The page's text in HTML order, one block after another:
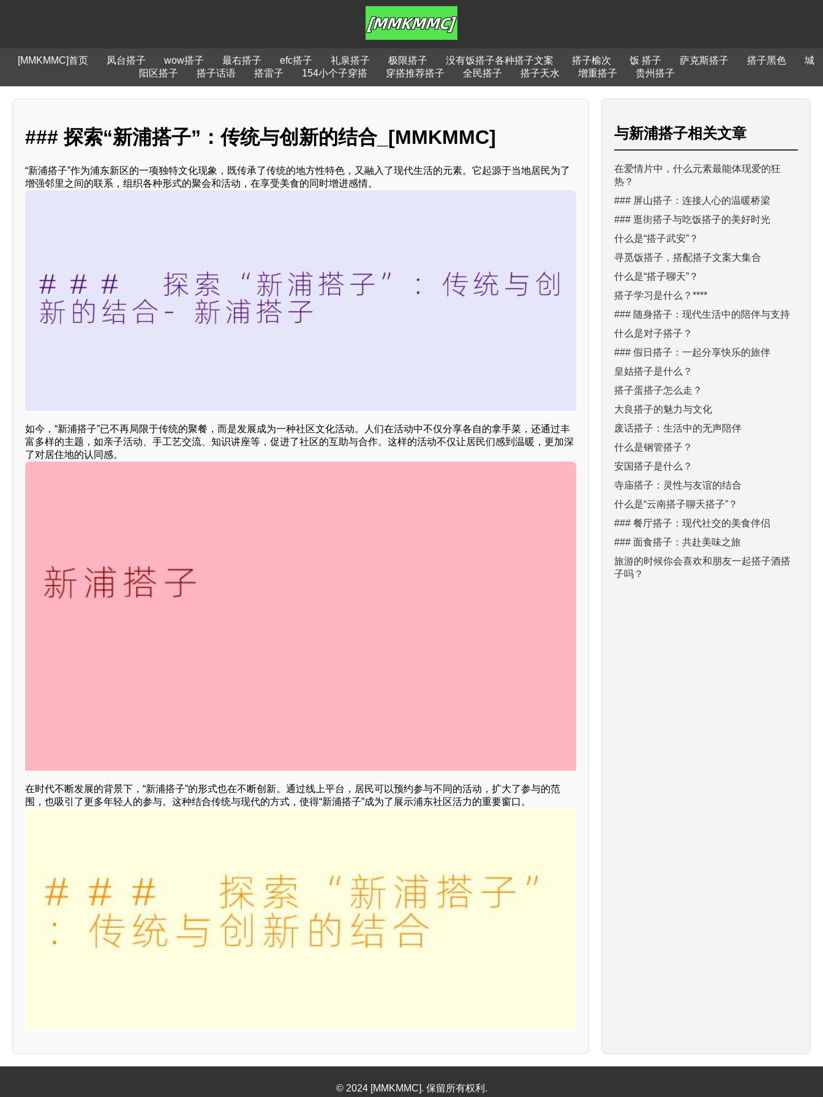
[MMKMMC]首页 凤台搭子 wow搭子 最右搭子 efc搭子 礼泉搭子 极限搭子 没有饭搭子各种搭子文案 搭子榆次 饭 搭子 萨克斯搭子 搭子黑色
城
阳区搭子
搭子话语 搭雷子 154小个子穿搭 穿搭推荐搭子 全民搭子 搭子天水 增重搭子 贵州搭子
### 探索“新浦搭子”：传统与创新的结合_[MMKMMC]
“新浦搭子”作为浦东新区的一项独特文化现象，既传承了传统的地方性特色，又融入了现代生活的元素。它起源于当地居民为了
增强邻里之间的联系，组织各种形式的聚会和活动，在享受美食的同时增进感情。
如今，“新浦搭子”已不再局限于传统的聚餐，而是发展成为一种社区文化活动。人们在活动中不仅分享各自的拿手菜，还通过丰
富多样的主题，如亲子活动、手工艺交流、知识讲座等，促进了社区的互助与合作。这样的活动不仅让居民们感到温暖，更加深
了对居住地的认同感。
在时代不断发展的背景下，“新浦搭子”的形式也在不断创新。通过线上平台，居民可以预约参与不同的活动，扩大了参与的范
围，也吸引了更多年轻人的参与。这种结合传统与现代的方式，使得“新浦搭子”成为了展示浦东社区活力的重要窗口。
与新浦搭子相关文章
在爱情片中，什么元素最能体现爱的狂
热？
### 屏山搭子：连接人心的温暖桥梁
### 逛街搭子与吃饭搭子的美好时光
什么是“搭子武安”？
寻觅饭搭子，搭配搭子文案大集合
什么是“搭子聊天”？
搭子学习是什么？****
### 随身搭子：现代生活中的陪伴与支持
什么是对子搭子？
### 假日搭子：一起分享快乐的旅伴
皇姑搭子是什么？
搭子蛋搭子怎么走？
大良搭子的魅力与文化
废话搭子：生活中的无声陪伴
什么是钢管搭子？
安国搭子是什么？
寺庙搭子：灵性与友谊的结合
什么是“云南搭子聊天搭子”？
### 餐厅搭子：现代社交的美食伴侣
### 面食搭子：共赴美味之旅
旅游的时候你会喜欢和朋友一起搭子酒搭
子吗？
© 2024 [MMKMMC]. 保留所有权利.